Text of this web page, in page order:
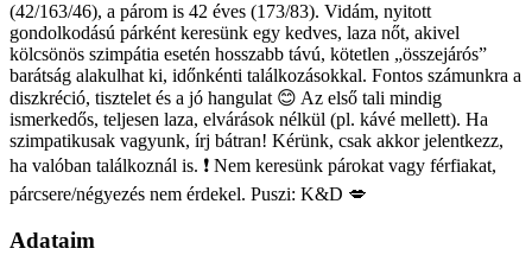
(42/163/46), a párom is 42 éves (173/83). Vidám, nyitott
gondolkodású párként keresünk egy kedves, laza nőt, akivel
kölcsönös szimpátia esetén hosszabb távú, kötetlen „összejárós”
barátság alakulhat ki, időnkénti találkozásokkal. Fontos számunkra a
diszkréció, tisztelet és a jó hangulat 😊 Az első tali mindig
ismerkedős, teljesen laza, elvárások nélkül (pl. kávé mellett). Ha
szimpatikusak vagyunk, írj bátran! Kérünk, csak akkor jelentkezz,
ha valóban találkoznál is. ❗ Nem keresünk párokat vagy férfiakat,
párcsere/négyezés nem érdekel. Puszi: K&D 💋
Adataim